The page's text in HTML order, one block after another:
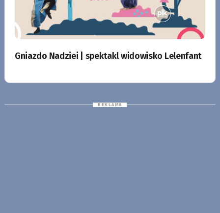
Gniazdo Nadziei | spektakl widowisko Lelenfant